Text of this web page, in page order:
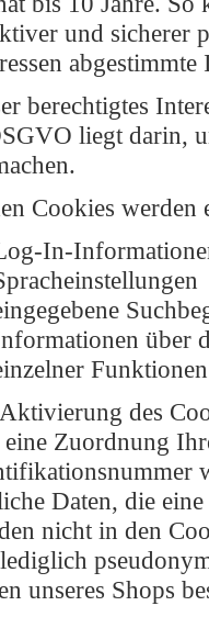
und sicherer
berechtigtes
liegt darin,
Cookies werden
In-
über
des
Zuordnung
Daten, die
nicht in den
unseres Shops